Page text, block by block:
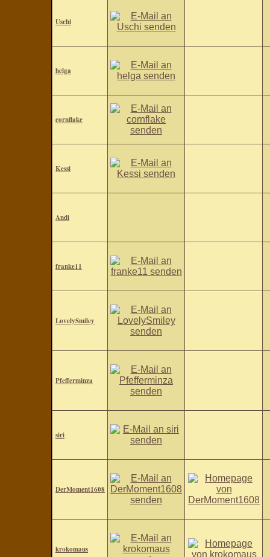
Uschi
helga
cornflake
Kessi
Andi
franke11
LovelySmiley
Pfefferminza
siri
DerMoment1608
krokomaus